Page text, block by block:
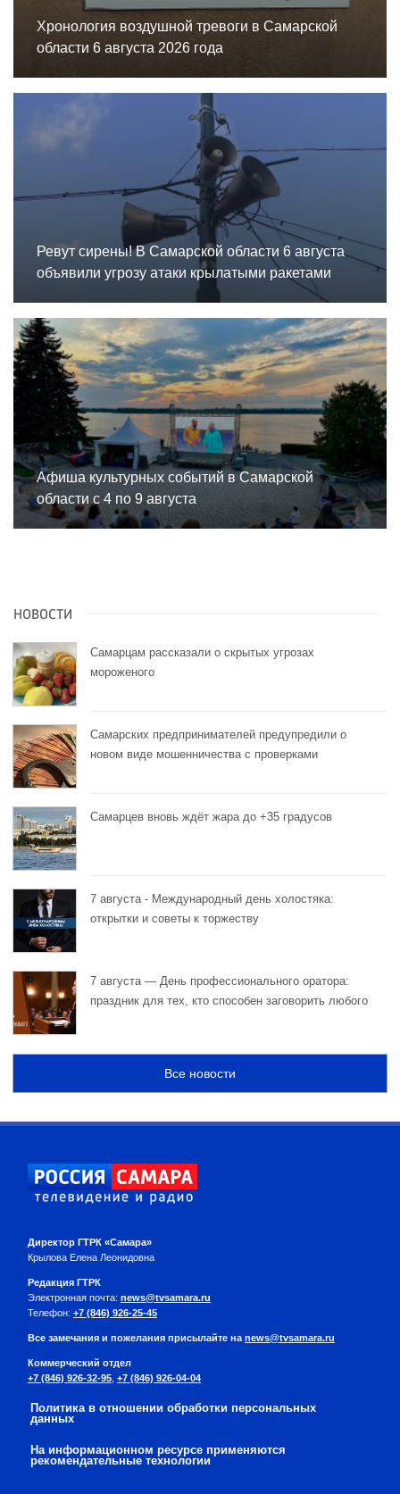
Хронология воздушной тревоги в Самарской
области 6 августа 2026 года
Ревут сирены! В Самарской области 6 августа
объявили угрозу атаки крылатыми ракетами
Афиша культурных событий в Самарской
области с 4 по 9 августа
НОВОСТИ
Самарцам рассказали о скрытых угрозах
мороженого
Самарских предпринимателей предупредили о
новом виде мошенничества с проверками
Самарцев вновь ждёт жара до +35 градусов
7 августа - Международный день холостяка:
открытки и советы к торжеству
7 августа — День профессионального оратора:
праздник для тех, кто способен заговорить любого
Все новости
Директор ГТРК «Самара»
Крылова Елена Леонидовна
Редакция ГТРК
Электронная почта: news@tvsamara.ru
Телефон: +7 (846) 926-25-45
Все замечания и пожелания присылайте на news@tvsamara.ru
Коммерческий отдел
+7 (846) 926-32-95 +7 (846) 926-04-04
Политика в отношении обработки персональных
данных
На информационном ресурсе применяются
рекомендательные технологии